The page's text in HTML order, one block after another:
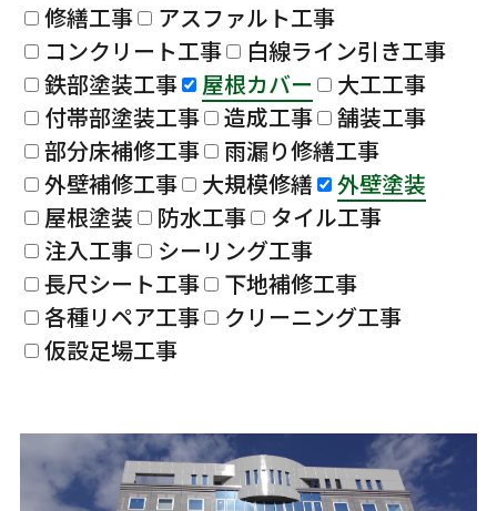
修繕工事
アスファルト工事
コンクリート工事
白線ライン引き工事
鉄部塗装工事
屋根カバー
大工工事
付帯部塗装工事
造成工事
舗装工事
部分床補修工事
雨漏り修繕工事
外壁補修工事
大規模修繕
外壁塗装
屋根塗装
防水工事
タイル工事
注入工事
シーリング工事
長尺シート工事
下地補修工事
各種リペア工事
クリーニング工事
仮設足場工事